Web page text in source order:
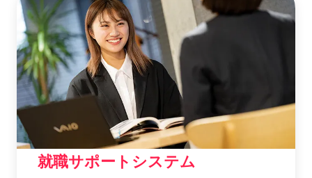
就職サポートシステム